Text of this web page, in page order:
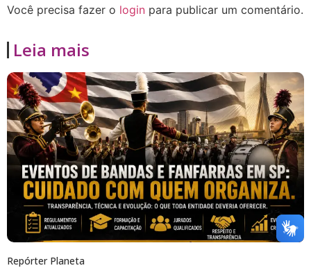
Você precisa fazer o login para publicar um comentário.
Leia mais
Repórter Planeta